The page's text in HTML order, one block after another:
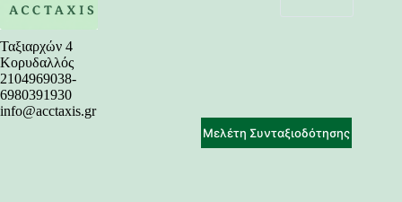
Ταξιαρχών 4
Κορυδαλλός
2104969038-
6980391930
info@acctaxis.gr
Μελέτη Συνταξιοδότησης